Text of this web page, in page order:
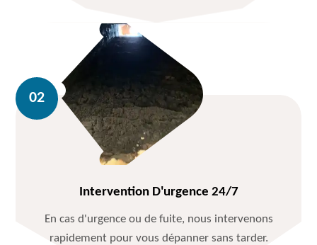
Intervention D'urgence 24/7
En cas d'urgence ou de fuite, nous intervenons
rapidement pour vous dépanner sans tarder.